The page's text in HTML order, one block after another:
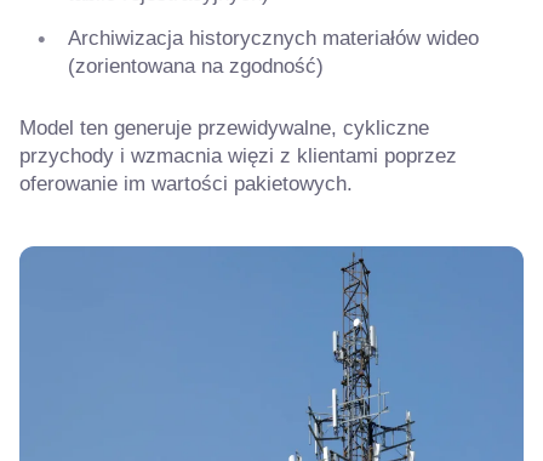
Archiwizacja historycznych materiałów wideo
(zorientowana na zgodność)
Model ten generuje przewidywalne, cykliczne
przychody i wzmacnia więzi z klientami poprzez
oferowanie im wartości pakietowych.